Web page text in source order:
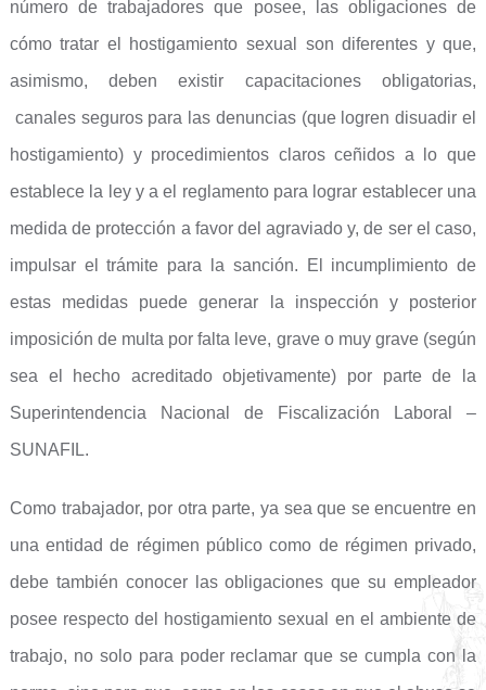
número de trabajadores que posee, las obligaciones de
cómo tratar el hostigamiento sexual son diferentes y que,
asimismo, deben existir capacitaciones obligatorias,
canales seguros para las denuncias (que logren disuadir el
hostigamiento) y procedimientos claros ceñidos a lo que
establece la ley y a el reglamento para lograr establecer una
medida de protección a favor del agraviado y, de ser el caso,
impulsar el trámite para la sanción. El incumplimiento de
estas medidas puede generar la inspección y posterior
imposición de multa por falta leve, grave o muy grave (según
sea el hecho acreditado objetivamente) por parte de la
Superintendencia Nacional de Fiscalización Laboral –
SUNAFIL.
Como trabajador, por otra parte, ya sea que se encuentre en
una entidad de régimen público como de régimen privado,
debe también conocer las obligaciones que su empleador
posee respecto del hostigamiento sexual en el ambiente de
trabajo, no solo para poder reclamar que se cumpla con la